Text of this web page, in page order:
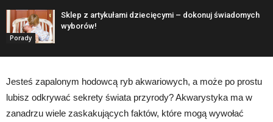
Porady
Sklep z artykułami dziecięcymi – dokonuj świadomych
wyborów!
Jesteś zapalonym hodowcą ryb akwariowych, a może po prostu
lubisz odkrywać sekrety świata przyrody? Akwarystyka ma w
zanadrzu wiele zaskakujących faktów, które mogą wywołać